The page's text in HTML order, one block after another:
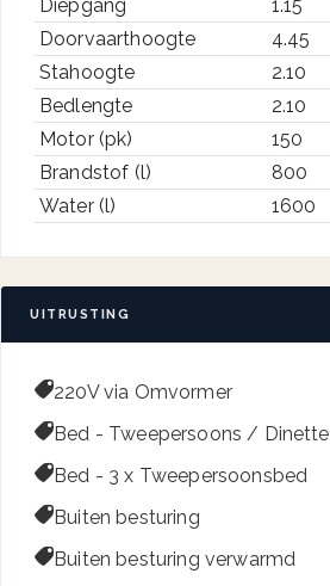
Diepgang
1.15
Doorvaarthoogte
4.45
Stahoogte
2.10
Bedlengte
2.10
Motor (pk)
150
Brandstof (l)
800
Water (l)
1600
UITRUSTING
220V via Omvormer
Bed - Tweepersoons / Dinette
Bed - 3 x Tweepersoonsbed
Buiten besturing
Buiten besturing verwarmd